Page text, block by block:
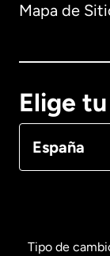
Mapa de
Elige
España
Tipo de